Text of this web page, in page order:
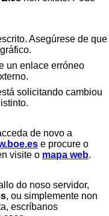
Asegúrese de que
un enlace erróneo
solicitando cambiou
de novo a
e procure o
visite o mapa web.
do noso servidor,
, ou simplemente non
escríbanos